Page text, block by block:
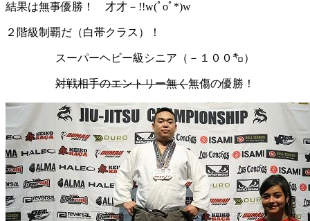
結果は無事優勝！ 才才－!!w(ﾟoﾟ*)w
２階級制覇だ（白帯クラス）！
スーパーヘビー級シニア（－１００㌔）
対戦相手のエントリー無く無傷の優勝！